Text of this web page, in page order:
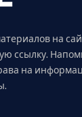
на
ссылку.
на